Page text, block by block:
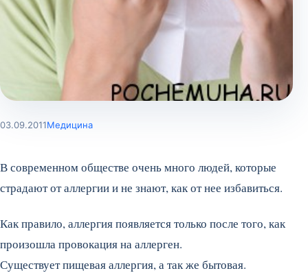
03.09.2011Медицина
В современном обществе очень много людей, которые
страдают от аллергии и не знают, как от нее избавиться.
Как правило, аллергия появляется только после того, как
произошла провокация на аллерген.
Существует пищевая аллергия, а так же бытовая.